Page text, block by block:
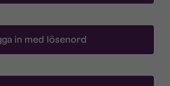
in med lösenord